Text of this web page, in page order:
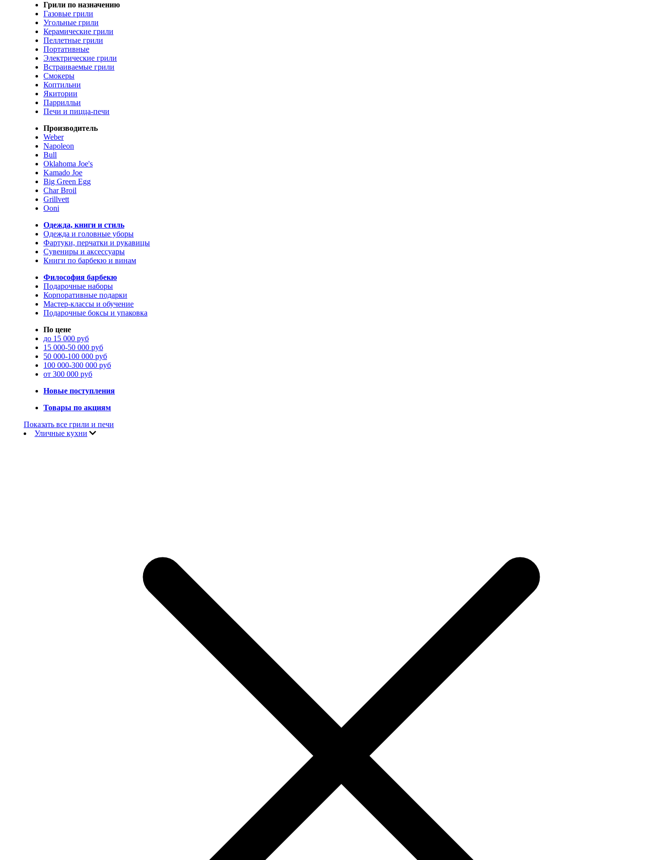
Грили по назначению
Газовые грили
Угольные грили
Керамические грили
Пеллетные грили
Портативные
Электрические грили
Встраиваемые грили
Смокеры
Коптильни
Якитории
Паррилльи
Печи и пицца-печи
Производитель
Weber
Napoleon
Bull
Oklahoma Joe's
Kamado Joe
Big Green Egg
Char Broil
Grillvett
Ooni
Одежда, книги и стиль
Одежда и головные уборы
Фартуки, перчатки и рукавицы
Сувениры и аксессуары
Книги по барбекю и винам
Философия барбекю
Подарочные наборы
Корпоративные подарки
Мастер-классы и обучение
Подарочные боксы и упаковка
По цене
до 15 000 руб
15 000-50 000 руб
50 000-100 000 руб
100 000-300 000 руб
от 300 000 руб
Новые поступления
Товары по акциям
Показать все грили и печи
Уличные кухни